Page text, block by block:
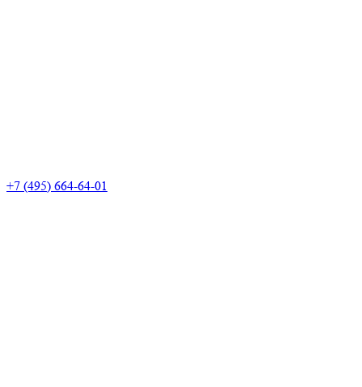
+7 (495) 664-64-01